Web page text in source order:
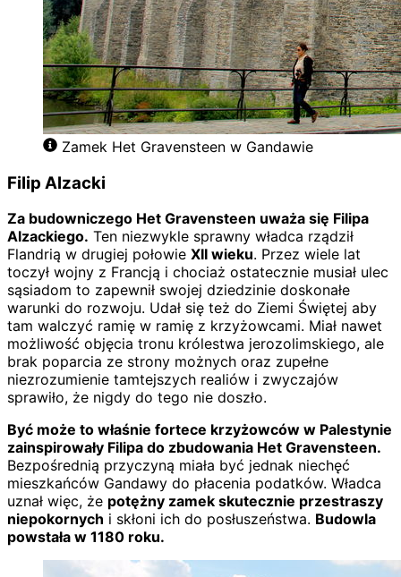
Zamek Het Gravensteen w Gandawie
Filip Alzacki
Za budowniczego Het Gravensteen uważa się Filipa
Alzackiego. Ten niezwykle sprawny władca rządził
Flandrią w drugiej połowie XII wieku. Przez wiele lat
toczył wojny z Francją i chociaż ostatecznie musiał ulec
sąsiadom to zapewnił swojej dziedzinie doskonałe
warunki do rozwoju. Udał się też do Ziemi Świętej aby
tam walczyć ramię w ramię z krzyżowcami. Miał nawet
możliwość objęcia tronu królestwa jerozolimskiego, ale
brak poparcia ze strony możnych oraz zupełne
niezrozumienie tamtejszych realiów i zwyczajów
sprawiło, że nigdy do tego nie doszło.
Być może to właśnie fortece krzyżowców w Palestynie
zainspirowały Filipa do zbudowania Het Gravensteen.
Bezpośrednią przyczyną miała być jednak niechęć
mieszkańców Gandawy do płacenia podatków. Władca
uznał więc, że potężny zamek skutecznie przestraszy
niepokornych i skłoni ich do posłuszeństwa. Budowla
powstała w 1180 roku.